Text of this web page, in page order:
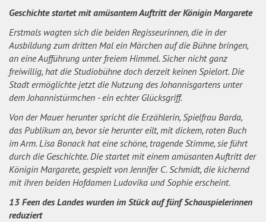
Geschichte startet mit amüsantem Auftritt der Königin Margarete
Erstmals wagten sich die beiden Regisseurinnen, die in der
Ausbildung zum dritten Mal ein Märchen auf die Bühne bringen,
an eine Aufführung unter freiem Himmel. Sicher nicht ganz
freiwillig, hat die Studiobühne doch derzeit keinen Spielort. Die
Stadt ermöglichte jetzt die Nutzung des Johannisgartens unter
dem Johannistürmchen - ein echter Glücksgriff.
Von der Mauer herunter spricht die Erzählerin, Spielfrau Barda,
das Publikum an, bevor sie herunter eilt, mit dickem, roten Buch
im Arm. Lisa Bonack hat eine schöne, tragende Stimme, sie führt
durch die Geschichte. Die startet mit einem amüsanten Auftritt der
Königin Margarete, gespielt von Jennifer C. Schmidt, die kichernd
mit ihren beiden Hofdamen Ludovika und Sophie erscheint.
13 Feen des Landes wurden im Stück auf fünf Schauspielerinnen
reduziert